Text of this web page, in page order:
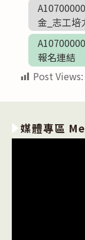
金_志工培
報名連結
Post Views:
媒體專區